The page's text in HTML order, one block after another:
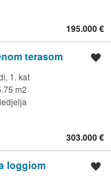
195.000 €
terasom
1. kat
m2
303.000 €
loggiom